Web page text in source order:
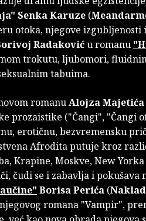
Senka Karuze (
otoka, njegove izgubljenosti
Radakoviću romanu
trokutu, ljubomori,
tabuima.
romanuAlojza Majetića
prozaistike ("Čangi", "Čangi
erotičnu, bezvremensku
Afrodita putuje kroz
Krapine, Moskve, New
čudi se i zabavlja i pokušava
Borisa Perića (
romana "Vampir",